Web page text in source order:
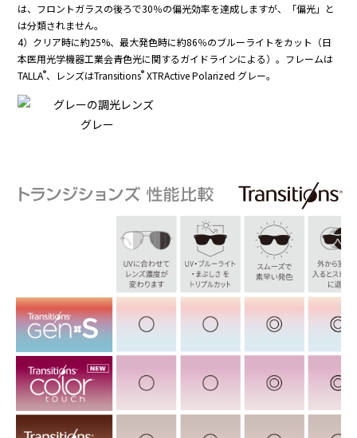
は、フロントガラスの後ろで30％の偏光効率を達成しますが、「偏光」と
は分類されません。
4）クリア時に約25%、最大発色時に約86％のブルーライトをカット（日
本医用光学機器工業会青色光に関するガイドラインによる）。フレームは
TALLA®、レンズはTransitions® XTRActive Polarized グレー。
グレー